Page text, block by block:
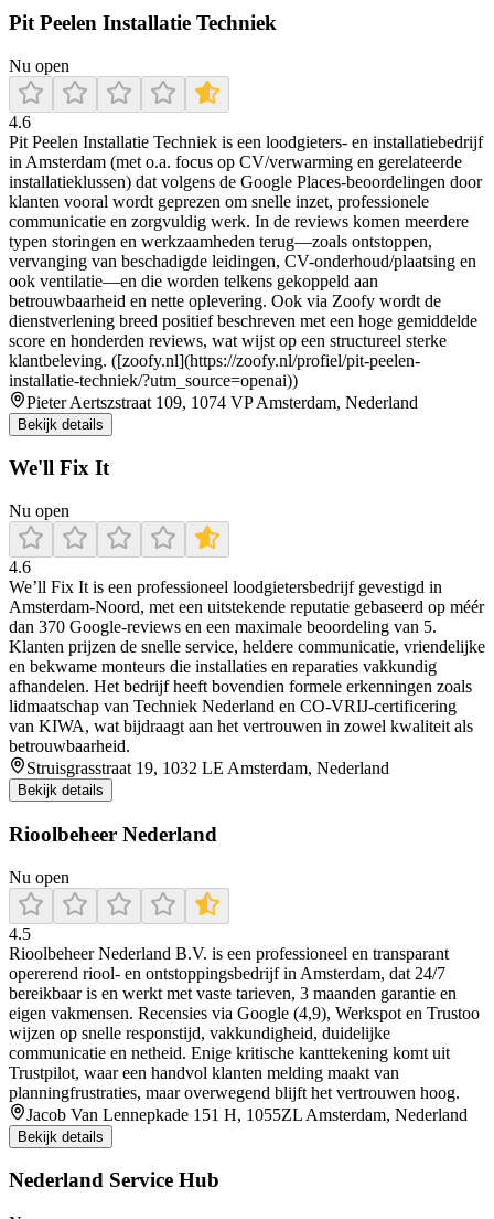
Pit Peelen Installatie Techniek
Nu open
4.6
Pit Peelen Installatie Techniek is een loodgieters- en installatiebedrijf
in Amsterdam (met o.a. focus op CV/verwarming en gerelateerde
installatieklussen) dat volgens de Google Places-beoordelingen door
klanten vooral wordt geprezen om snelle inzet, professionele
communicatie en zorgvuldig werk. In de reviews komen meerdere
typen storingen en werkzaamheden terug—zoals ontstoppen,
vervanging van beschadigde leidingen, CV-onderhoud/plaatsing en
ook ventilatie—en die worden telkens gekoppeld aan
betrouwbaarheid en nette oplevering. Ook via Zoofy wordt de
dienstverlening breed positief beschreven met een hoge gemiddelde
score en honderden reviews, wat wijst op een structureel sterke
klantbeleving. ([zoofy.nl](https://zoofy.nl/profiel/pit-peelen-
installatie-techniek/?utm_source=openai))
Pieter Aertszstraat 109, 1074 VP Amsterdam, Nederland
Bekijk details
We'll Fix It
Nu open
4.6
We’ll Fix It is een professioneel loodgietersbedrijf gevestigd in
Amsterdam-Noord, met een uitstekende reputatie gebaseerd op méér
dan 370 Google‑reviews en een maximale beoordeling van 5.
Klanten prijzen de snelle service, heldere communicatie, vriendelijke
en bekwame monteurs die installaties en reparaties vakkundig
afhandelen. Het bedrijf heeft bovendien formele erkenningen zoals
lidmaatschap van Techniek Nederland en CO‑VRIJ‑certificering
van KIWA, wat bijdraagt aan het vertrouwen in zowel kwaliteit als
betrouwbaarheid.
Struisgrasstraat 19, 1032 LE Amsterdam, Nederland
Bekijk details
Rioolbeheer Nederland
Nu open
4.5
Rioolbeheer Nederland B.V. is een professioneel en transparant
opererend riool- en ontstoppingsbedrijf in Amsterdam, dat 24/7
bereikbaar is en werkt met vaste tarieven, 3 maanden garantie en
eigen vakmensen. Recensies via Google (4,9), Werkspot en Trustoo
wijzen op snelle responstijd, vakkundigheid, duidelijke
communicatie en netheid. Enige kritische kanttekening komt uit
Trustpilot, waar een handvol klanten melding maakt van
planningfrustraties, maar overwegend blijft het vertrouwen hoog.
Jacob Van Lennepkade 151 H, 1055ZL Amsterdam, Nederland
Bekijk details
Nederland Service Hub